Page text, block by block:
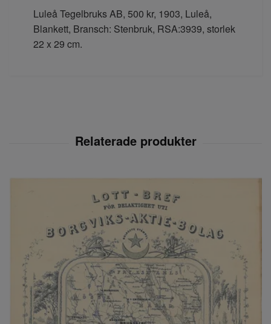
Luleå Tegelbruks AB, 500 kr, 1903, Luleå,
Blankett, Bransch: Stenbruk, RSA:3939, storlek
22 x 29 cm.